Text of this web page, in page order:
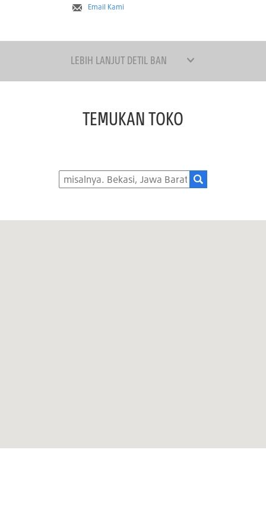
Email Kami
LEBIH LANJUT DETIL BAN
TEMUKAN TOKO